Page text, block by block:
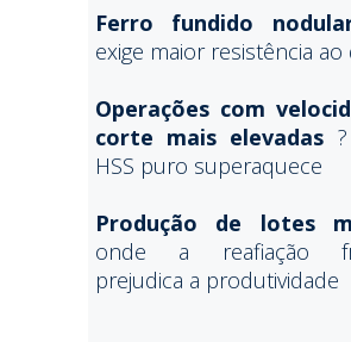
Ferro fundido
exige maior resistência ao
Operações com
corte mais elevadas
HSS puro superaquece
Produção de lotes
onde a reafiação
prejudica a produtividade